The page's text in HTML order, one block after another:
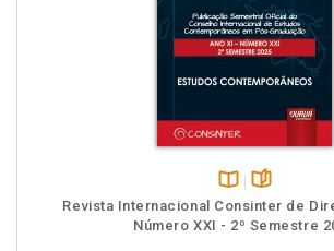
Disponível
na
páginas
Revista Internacional Consinter de
Número XXI - 2º Semestre